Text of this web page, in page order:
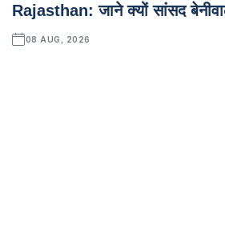
Rajasthan: जाने क्यों सांसद
08 AUG, 2026